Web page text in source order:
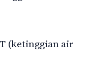
(ketinggian air